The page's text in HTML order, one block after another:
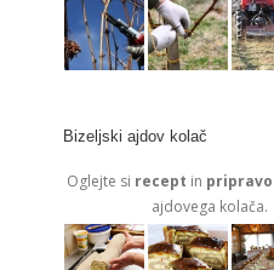
Bizeljski ajdov kolač
Oglejte si recept in pripravo
ajdovega kolača.